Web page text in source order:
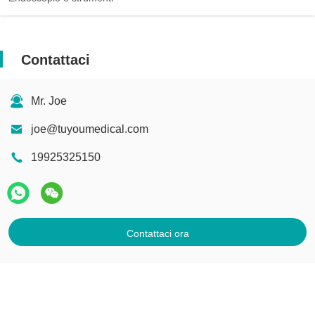
Contattaci
Mr. Joe
joe@tuyoumedical.com
19925325150
Contattaci ora